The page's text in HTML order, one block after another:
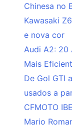
Chinesa no
Kawasaki
e nova cor
Audi A2: 20
Mais
De Gol GTI
usados a
CFMOTO
Mario